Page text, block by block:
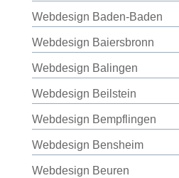
Webdesign Baden-Baden
Webdesign Baiersbronn
Webdesign Balingen
Webdesign Beilstein
Webdesign Bempflingen
Webdesign Bensheim
Webdesign Beuren